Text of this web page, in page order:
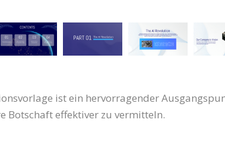
ist ein hervorragender
Botschaft effektiver zu vermitteln.